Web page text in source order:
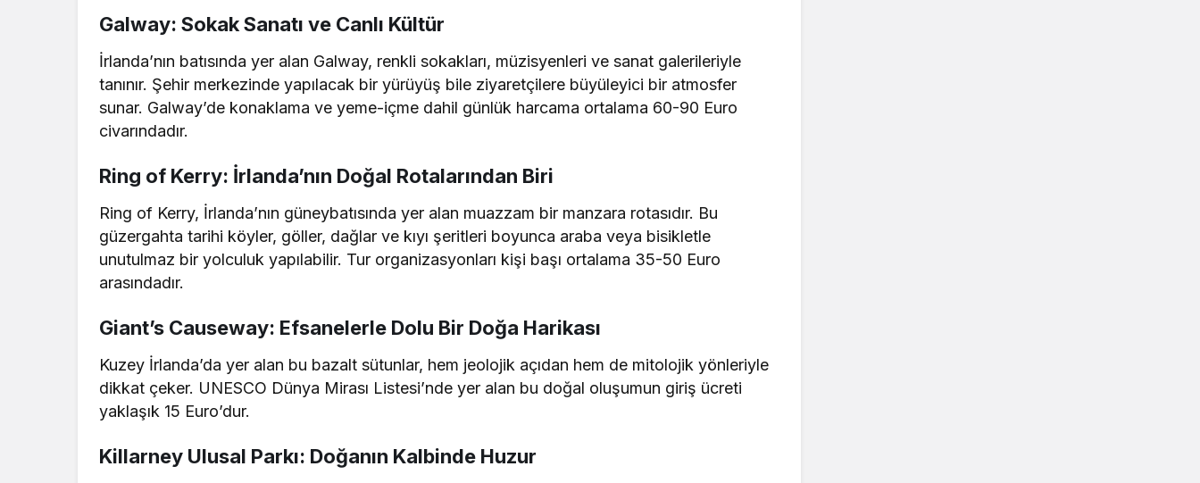
Galway: Sokak Sanatı ve Canlı Kültür
İrlanda’nın batısında yer alan Galway, renkli sokakları, müzisyenleri ve sanat galerileriyle
tanınır. Şehir merkezinde yapılacak bir yürüyüş bile ziyaretçilere büyüleyici bir atmosfer
sunar. Galway’de konaklama ve yeme-içme dahil günlük harcama ortalama 60-90 Euro
civarındadır.
Ring of Kerry: İrlanda’nın Doğal Rotalarından Biri
Ring of Kerry, İrlanda’nın güneybatısında yer alan muazzam bir manzara rotasıdır. Bu
güzergahta tarihi köyler, göller, dağlar ve kıyı şeritleri boyunca araba veya bisikletle
unutulmaz bir yolculuk yapılabilir. Tur organizasyonları kişi başı ortalama 35-50 Euro
arasındadır.
Giant’s Causeway: Efsanelerle Dolu Bir Doğa Harikası
Kuzey İrlanda’da yer alan bu bazalt sütunlar, hem jeolojik açıdan hem de mitolojik yönleriyle
dikkat çeker. UNESCO Dünya Mirası Listesi’nde yer alan bu doğal oluşumun giriş ücreti
yaklaşık 15 Euro’dur.
Killarney Ulusal Parkı: Doğanın Kalbinde Huzur